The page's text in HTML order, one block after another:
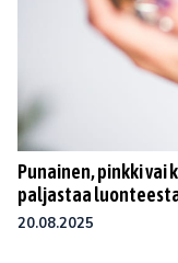
Punainen, pinkki vai
paljastaa
20.08.2025